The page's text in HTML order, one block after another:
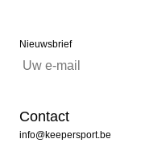
Nieuwsbrief
Contact
info@keepersport.be